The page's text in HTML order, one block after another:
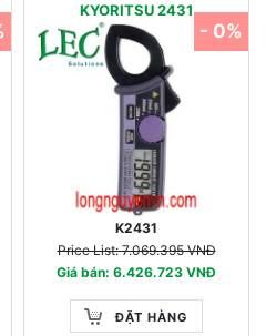
KYORITSU 2431
K2431
Price List: 7.069.395 VNĐ
Giá bán: 6.426.723 VNĐ
ĐẶT HÀNG
- 0%